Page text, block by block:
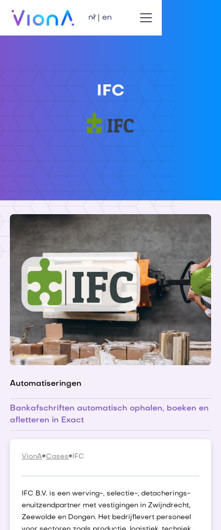
nl | en
IFC
Automatiseringen
Bankafschriften automatisch ophalen, boeken en
afletteren in Exact
VionA Cases IFC
IFC B.V. is een werving-, selectie-, detacherings-
enuitzendpartner met vestigingen in Zwijndrecht,
Zeewolde en Dongen. Het bedrijflevert personeel